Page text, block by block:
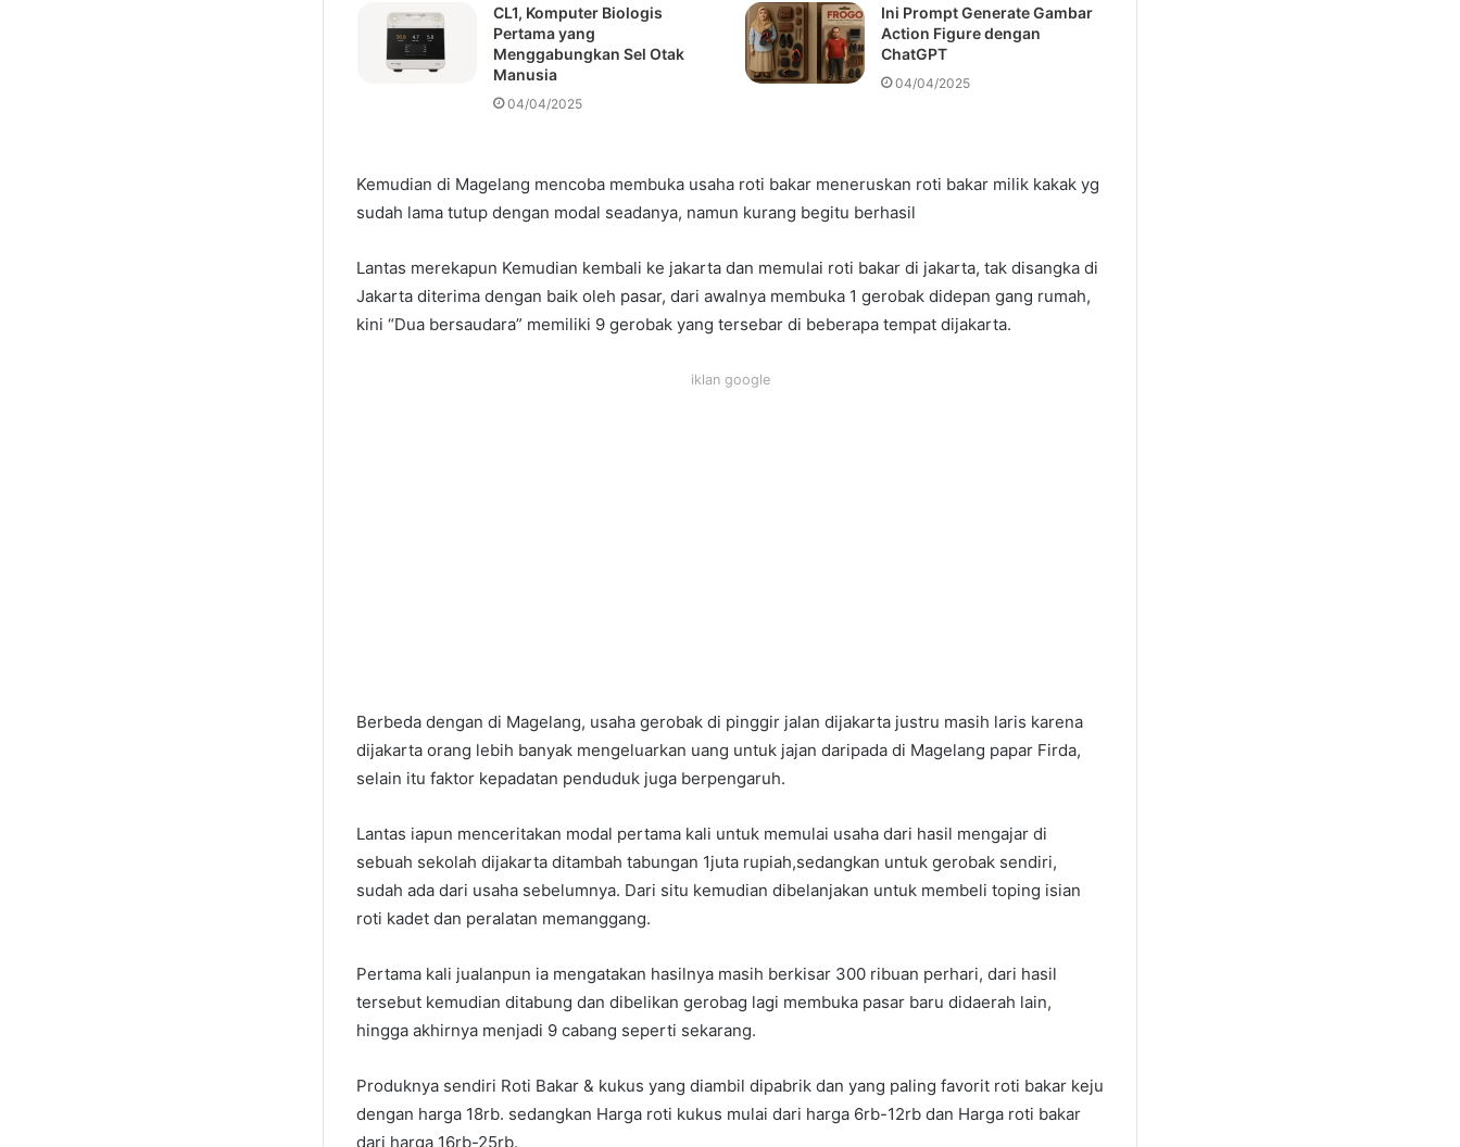
CL1, Komputer Biologis
Pertama yang
Menggabungkan Sel Otak
Manusia
04/04/2025
Ini Prompt Generate Gambar
Action Figure dengan
ChatGPT
04/04/2025
Kemudian di Magelang mencoba membuka usaha roti bakar meneruskan roti bakar milik kakak yg
sudah lama tutup dengan modal seadanya, namun kurang begitu berhasil
Lantas merekapun Kemudian kembali ke jakarta dan memulai roti bakar di jakarta, tak disangka di
Jakarta diterima dengan baik oleh pasar, dari awalnya membuka 1 gerobak didepan gang rumah,
kini “Dua bersaudara” memiliki 9 gerobak yang tersebar di beberapa tempat dijakarta.
iklan google
Berbeda dengan di Magelang, usaha gerobak di pinggir jalan dijakarta justru masih laris karena
dijakarta orang lebih banyak mengeluarkan uang untuk jajan daripada di Magelang papar Firda,
selain itu faktor kepadatan penduduk juga berpengaruh.
Lantas iapun menceritakan modal pertama kali untuk memulai usaha dari hasil mengajar di
sebuah sekolah dijakarta ditambah tabungan 1juta rupiah,sedangkan untuk gerobak sendiri,
sudah ada dari usaha sebelumnya. Dari situ kemudian dibelanjakan untuk membeli toping isian
roti kadet dan peralatan memanggang.
Pertama kali jualanpun ia mengatakan hasilnya masih berkisar 300 ribuan perhari, dari hasil
tersebut kemudian ditabung dan dibelikan gerobag lagi membuka pasar baru didaerah lain,
hingga akhirnya menjadi 9 cabang seperti sekarang.
Produknya sendiri Roti Bakar & kukus yang diambil dipabrik dan yang paling favorit roti bakar keju
dengan harga 18rb. sedangkan Harga roti kukus mulai dari harga 6rb-12rb dan Harga roti bakar
dari harga 16rb-25rb.